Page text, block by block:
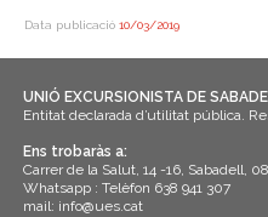
Data publicació 10/03/2019
UNIÓ EXCURSIONISTA DE
Entitat declarada d’utilitat pública.
Ens trobaràs a:
Carrer de la Salut, 14 -16, Sabadell,
Whatsapp : Telèfon 638 941 307
mail: info@ues.cat